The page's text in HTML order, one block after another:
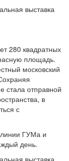
280 квадратных
площадь.
московский
стала отправной
в
с
ГУМа и
день.